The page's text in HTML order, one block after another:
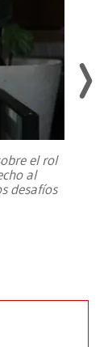
el rol
al
desafíos